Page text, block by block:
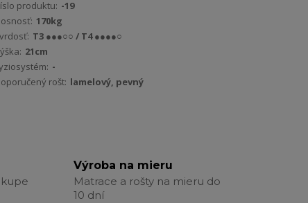
produktu: -19
170kg
T3 ●●●○○ / T4 ●●●●○
21cm
-
rošt: lamelový, pevný
Výroba na mieru
Matrace a rošty na mieru do
10 dní